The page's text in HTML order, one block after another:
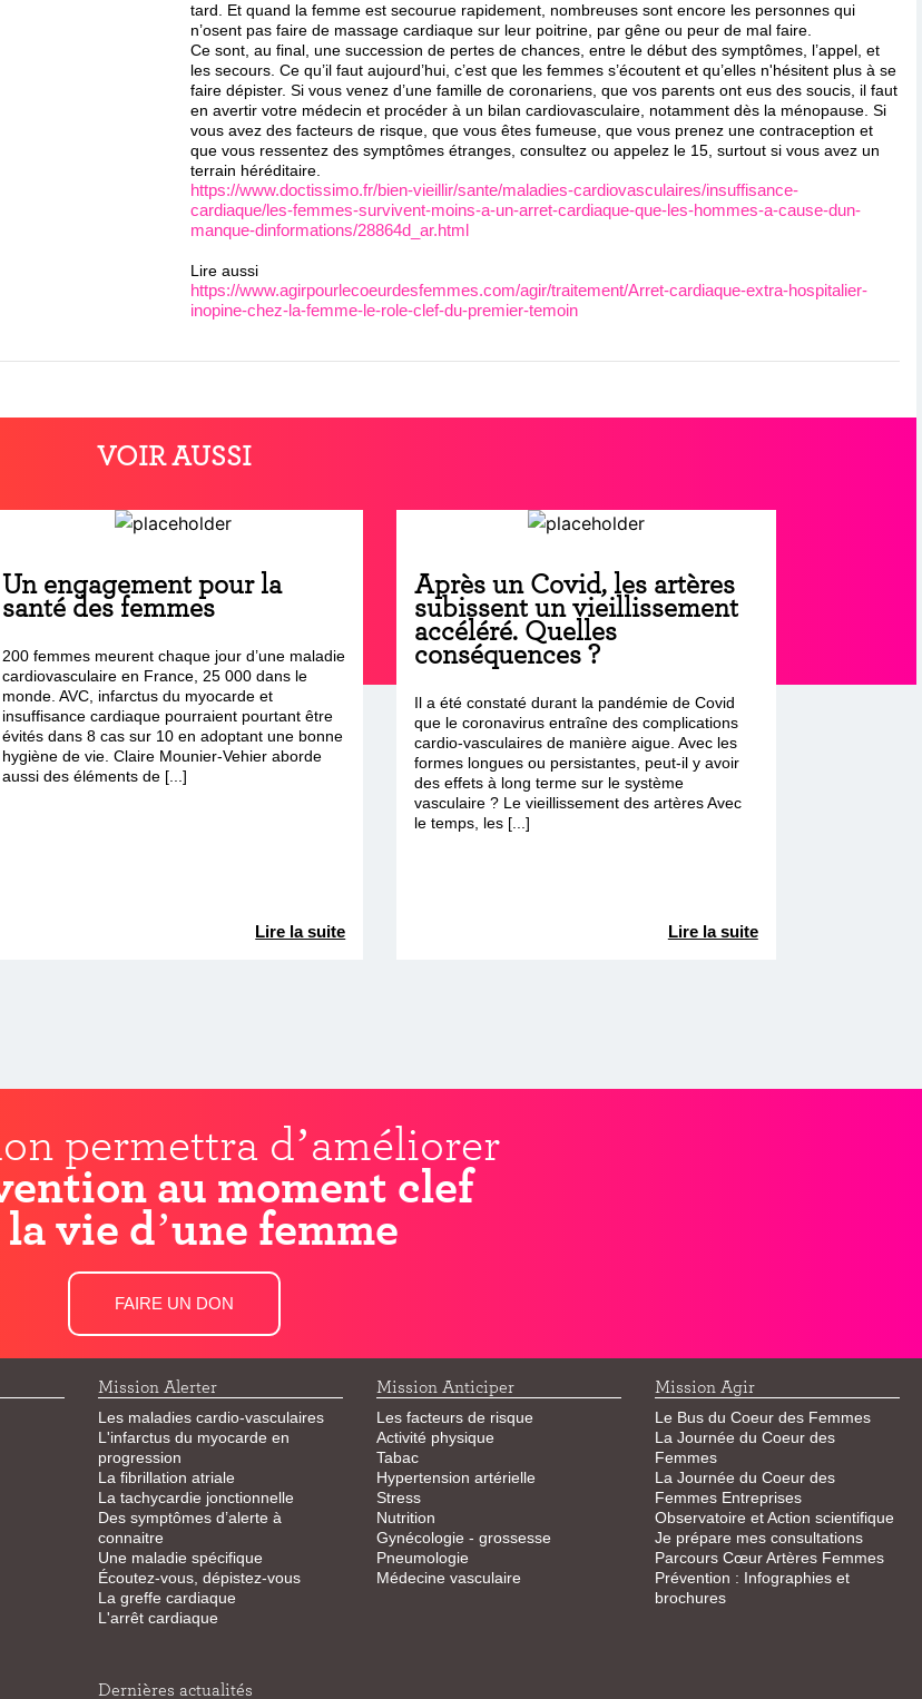
tard. Et quand la femme est secourue rapidement, nombreuses sont encore les personnes qui
n’osent pas faire de massage cardiaque sur leur poitrine, par gêne ou peur de mal faire.
Ce sont, au final, une succession de pertes de chances, entre le début des symptômes, l’appel, et
les secours. Ce qu’il faut aujourd’hui, c’est que les femmes s’écoutent et qu’elles n'hésitent plus à se
faire dépister. Si vous venez d’une famille de coronariens, que vos parents ont eus des soucis, il faut
en avertir votre médecin et procéder à un bilan cardiovasculaire, notamment dès la ménopause. Si
vous avez des facteurs de risque, que vous êtes fumeuse, que vous prenez une contraception et
que vous ressentez des symptômes étranges, consultez ou appelez le 15, surtout si vous avez un
terrain héréditaire.
https://www.doctissimo.fr/bien-vieillir/sante/maladies-cardiovasculaires/insuffisance-
cardiaque/les-femmes-survivent-moins-a-un-arret-cardiaque-que-les-hommes-a-cause-dun-
manque-dinformations/28864d_ar.html
Lire aussi
https://www.agirpourlecoeurdesfemmes.com/agir/traitement/Arret-cardiaque-extra-hospitalier-
inopine-chez-la-femme-le-role-clef-du-premier-temoin
VOIR AUSSI
Un engagement pour la
santé des femmes
200 femmes meurent chaque jour d’une maladie
cardiovasculaire en France, 25 000 dans le
monde. AVC, infarctus du myocarde et
insuffisance cardiaque pourraient pourtant être
évités dans 8 cas sur 10 en adoptant une bonne
hygiène de vie. Claire Mounier-Vehier aborde
aussi des éléments de [...]
Lire la suite
Après un Covid, les artères
subissent un vieillissement
accéléré. Quelles
conséquences ?
Il a été constaté durant la pandémie de Covid
que le coronavirus entraîne des complications
cardio-vasculaires de manière aigue. Avec les
formes longues ou persistantes, peut-il y avoir
des effets à long terme sur le système
vasculaire ? Le vieillissement des artères Avec
le temps, les [...]
Lire la suite
permettra d’améliorer
au moment clef
vie d’une femme
FAIRE UN DON
Mission Alerter
Les maladies cardio-vasculaires
L'infarctus du myocarde en
progression
La fibrillation atriale
La tachycardie jonctionnelle
Des symptômes d’alerte à
connaitre
Une maladie spécifique
Écoutez-vous, dépistez-vous
La greffe cardiaque
L'arrêt cardiaque
Mission Anticiper
Les facteurs de risque
Activité physique
Tabac
Hypertension artérielle
Stress
Nutrition
Gynécologie - grossesse
Pneumologie
Médecine vasculaire
Mission Agir
Le Bus du Coeur des Femmes
La Journée du Coeur des
Femmes
La Journée du Coeur des
Femmes Entreprises
Observatoire et Action scientifique
Je prépare mes consultations
Parcours Cœur Artères Femmes
Prévention : Infographies et
brochures
Dernières actualités